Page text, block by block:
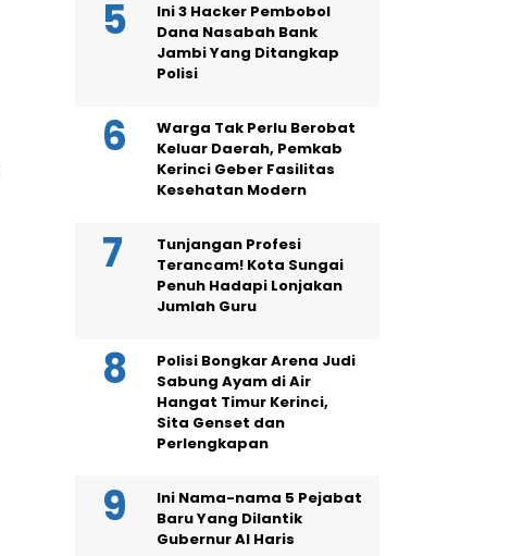
Ini 3 Hacker Pembobol
Dana Nasabah Bank
Jambi Yang Ditangkap
Polisi
Warga Tak Perlu Berobat
Keluar Daerah, Pemkab
Kerinci Geber Fasilitas
Kesehatan Modern
Tunjangan Profesi
Terancam! Kota Sungai
Penuh Hadapi Lonjakan
Jumlah Guru
Polisi Bongkar Arena Judi
Sabung Ayam di Air
Hangat Timur Kerinci,
Sita Genset dan
Perlengkapan
Ini Nama-nama 5 Pejabat
Baru Yang Dilantik
Gubernur Al Haris